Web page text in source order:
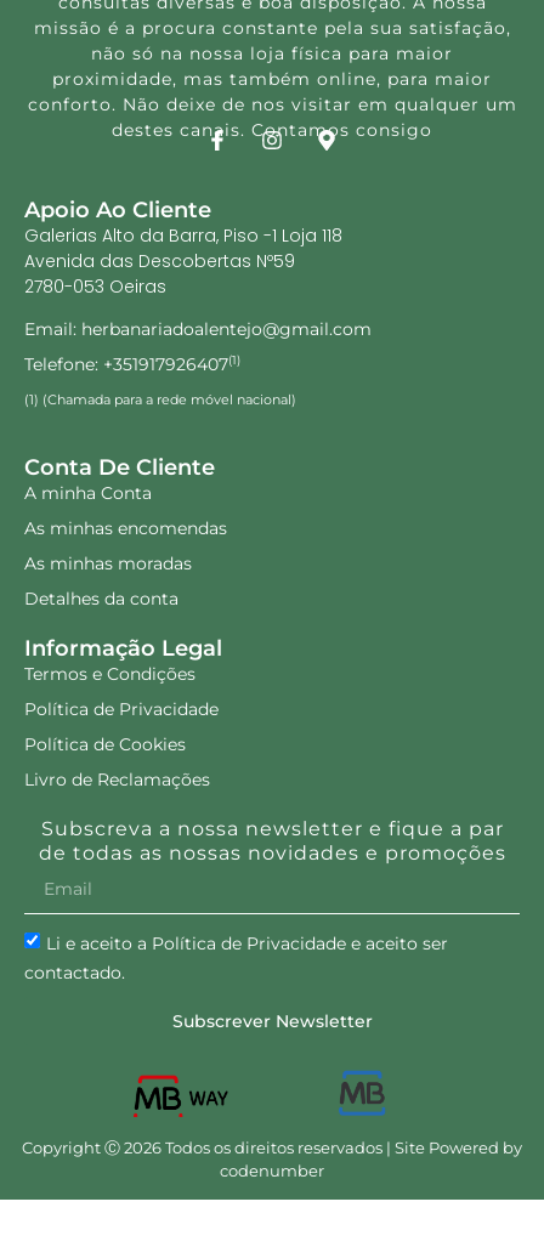
missão é a procura constante pela sua satisfação,
não só na nossa loja física para maior
proximidade, mas também online, para maior
conforto. Não deixe de nos visitar em qualquer um
destes canais. Contamos consigo
Apoio Ao Cliente
Galerias Alto da Barra, Piso -1 Loja 118
Avenida das Descobertas Nº59
2780-053 Oeiras
Email: herbanariadoalentejo@gmail.com
Telefone: +351917926407(1)
(1) (Chamada para a rede móvel nacional)
Conta De Cliente
A minha Conta
As minhas encomendas
As minhas moradas
Detalhes da conta
Informação Legal
Termos e Condições
Política de Privacidade
Política de Cookies
Livro de Reclamações
Subscreva a nossa newsletter e fique a par
de todas as nossas novidades e promoções
Li e aceito a Política de Privacidade e aceito ser
contactado.
Subscrever Newsletter
Copyright Ⓒ 2026 Todos os direitos reservados | Site Powered by
codenumber